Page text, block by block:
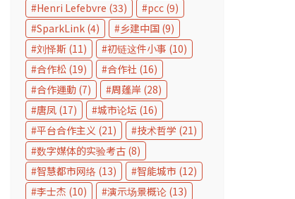
第十届网络社会年
会｜Joana Moll：
内在的界面
第十届网络社会年
会｜ Dylan
Reibling：追问基
础设施：平台、预
测与提示词
Henri Lefebvre (33) pcc (9)
SparkLink (4) 乡建中国 (9)
刘怿斯 (11) 初链这件小事 (10)
合作松 (19) 合作社 (16)
合作運動 (7) 周蓬岸 (28)
唐凤 (17) 城市论坛 (16)
平台合作主义 (21) 技术哲学 (21)
数字媒体的实验考古 (8)
智慧都市网络 (13) 智能城市 (12)
李士杰 (10) 演示场景概论 (13)